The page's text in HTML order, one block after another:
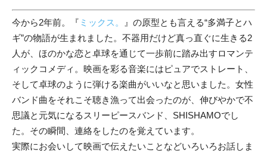
今から2年前。『 ミックス。
』の原型とも言える“多満子とハ
ギ”の物語が生まれました。不器用だけど真っ直ぐに生きる2
人が、ほのかな恋と卓球を通じて一歩前に踏み出すロマンテ
ィックコメディ。映画を彩る音楽にはピュアでストレート、
そして卓球のように弾ける楽曲がいいなと思いました。女性
バンド曲をそれこそ聴き漁って出会ったのが、伸びやかで不
思議と元気になるスリーピースバンド、SHISHAMOでし
た。その瞬間、連絡をしたのを覚えています。
実際にお会いして映画で伝えたいことなどいろいろお話しま